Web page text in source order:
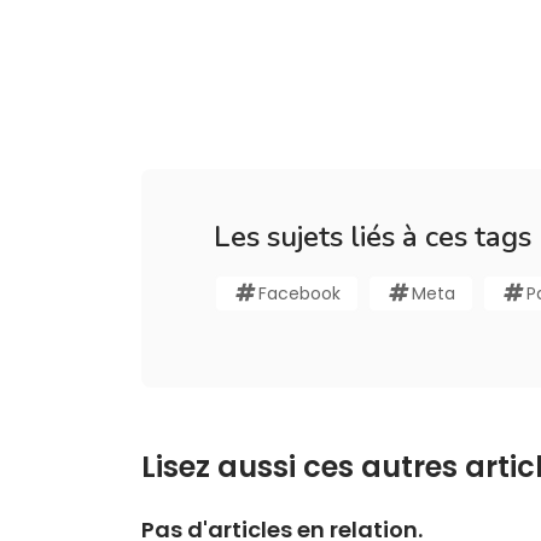
Les sujets liés à ces
Facebook Meta
Lisez aussi ces autres
Pas d'articles en relation.